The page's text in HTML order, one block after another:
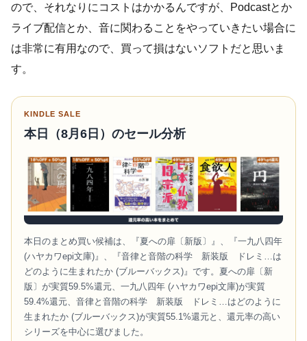
ので、それなりにコストはかかるんですが、Podcastとか
ライブ配信とか、音に関わることをやっていきたい場合に
は非常に有用なので、買って損はないソフトだと思いま
す。
KINDLE SALE
本日（8月6日）のセール分析
本日のまとめ買い候補は、『夏への扉〔新版〕』、『一九八四年
(ハヤカワepi文庫)』、『音律と音階の科学 新装版 ドレミ…は
どのように生まれたか (ブルーバックス)』です。夏への扉〔新
版〕が実質59.5%還元、一九八四年 (ハヤカワepi文庫)が実質
59.4%還元、音律と音階の科学 新装版 ドレミ…はどのように
生まれたか (ブルーバックス)が実質55.1%還元と、還元率の高い
シリーズを中心に選びました。